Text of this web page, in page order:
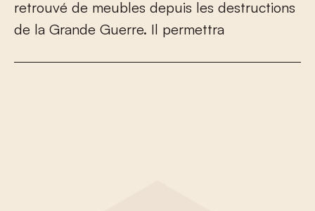
retrouvé de meubles depuis les destructions
de la Grande Guerre. Il permettra